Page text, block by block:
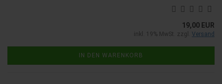
19,00 EUR
inkl. 19% MwSt. zzgl. Versand
IN DEN WARENKORB